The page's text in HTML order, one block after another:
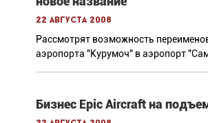
22 августа 2008
Рассмотрят возможность
аэропорта "Курумоч" в аэропорт
Бизнес Epic Aircraft на